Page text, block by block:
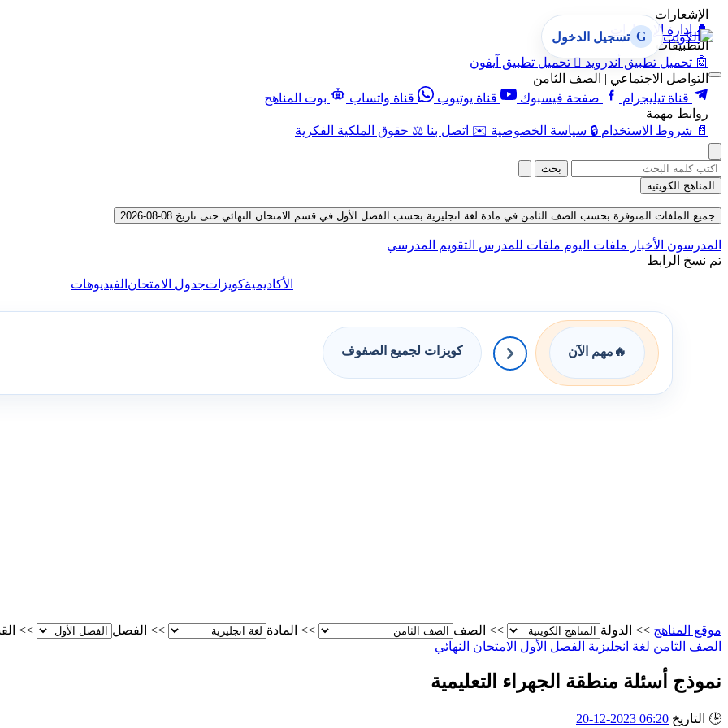
الإشعارات
🔔 إدارة الإشعارات
التطبيقات
🤖 تحميل تطبيق أندرويد  تحميل تطبيق آيفون
التواصل الاجتماعي | الصف الثامن
قناة تيليجرام
صفحة فيسبوك قناة يوتيوب قناة واتساب
بوت المناهج
روابط مهمة
📄 شروط الاستخدام 🔒 سياسة الخصوصية ✉️ اتصل بنا ⚖️ حقوق الملكية الفكرية
G تسجيل الدخول
بحث
المناهج الكويتية
جميع الملفات المتوفرة بحسب الصف الثامن في مادة لغة انجليزية بحسب الفصل الأول في قسم الامتحان النهائي حتى تاريخ 08-08-2026
المدرسون الأخبار ملفات اليوم ملفات للمدرس التقويم المدرسي
تم نسخ الرابط
الأكاديميةكويزاتجدول الامتحان الفيديوهات
🔥 مهم الآن كويزات لجميع الصفوف
موقع المناهج >> الدولة >> الصف >> المادة >> الفصل >>
الصف الثامن لغة انجليزية الفصل الأول الامتحان النهائي
نموذج أسئلة منطقة الجهراء التعليمية
🕒 التاريخ 06:20 2023-12-20